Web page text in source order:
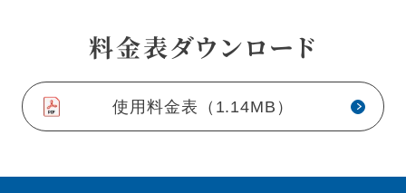
料金表ダウンロード
使用料金表（1.14MB）